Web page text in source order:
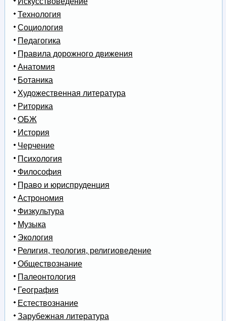
Технология
Социология
Педагогика
Правила дорожного движения
Анатомия
Ботаника
Художественная литература
Риторика
ОБЖ
История
Черчение
Психология
Философия
Право и юриспруденция
Астрономия
Физкультура
Музыка
Экология
Религия, теология, религиоведение
Обществознание
Палеонтология
География
Естествознание
Зарубежная литература